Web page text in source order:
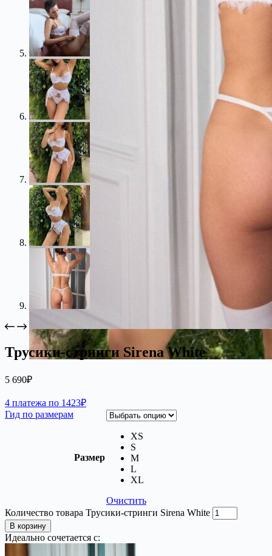
Трусики-стринги Sirena White
5 690₽
4 платежа по 1423₽
Гид по размерам
Размер
XS
S
M
L
XL
Очистить
Количество товара Трусики-стринги Sirena White
В корзину
Идеально сочетается с: